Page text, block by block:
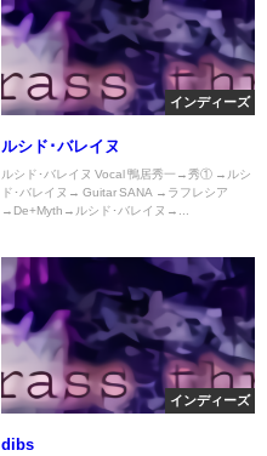
インディーズ
ルシド･バレイヌ
ルシド･バレイヌ Vocal 鴨居秀一→秀① →ルシ
ド･バレイヌ→ Guitar SANA →ラフレシア
→De+Myth→ルシド･バレイヌ→...
インディーズ
dibs